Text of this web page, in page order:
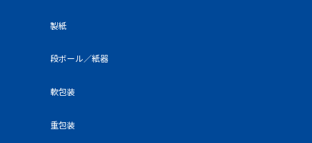
製紙
段ボール／紙器
軟包装
重包装